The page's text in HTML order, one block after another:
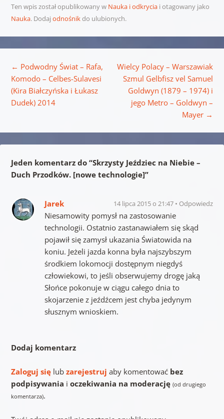
Ten wpis został opublikowany w Nauka i odkryciai otagowany jako
Nauka. Dodaj odnośnikdo ulubionych.
← Podwodny Świat – Rafa,
Komodo – Celbes-Sulavesi
(Kira Białczyńska i Łukasz
Dudek) 2014
Wielcy Polacy – Warszawiak
Szmul Gelbfisz vel Samuel
Goldwyn (1879 – 1974) i
jego Metro – Goldwyn –
Mayer →
Jeden komentarz do “Skrzysty Jeździec na Niebie –
Duch Przodków. [nowe technologie]”
Jarek 14 lipca 2015 o 21:47 Odpowiedz
Niesamowity pomysł na zastosowanie
technologii. Ostatnio zastanawiałem się skąd
pojawił się zamysł ukazania Światowida na
koniu. Jeżeli jazda konna była najszybszym
środkiem lokomocji dostępnym niegdyś
człowiekowi, to jeśli obserwujemy drogę jaką
Słońce pokonuje w ciągu całego dnia to
skojarzenie z jeźdźcem jest chyba jedynym
słusznym wnioskiem.
Dodaj komentarz
Zaloguj sięlub zarejestruj aby komentować bez
podpisywania i oczekiwania na moderację (od drugiego
komentarza).